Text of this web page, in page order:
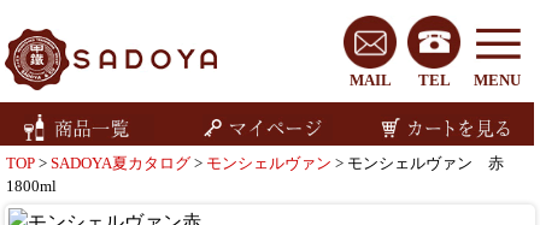
MENU
TEL
MAIL
TOP > SADOYA夏カタログ > モンシェルヴァン > モンシェルヴァン 赤
1800ml